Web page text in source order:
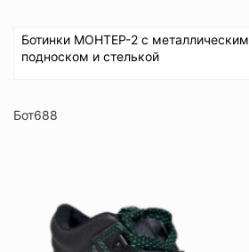
Ботинки МОНТЕР-2 с металлическим
подноском и стелькой
Бот688